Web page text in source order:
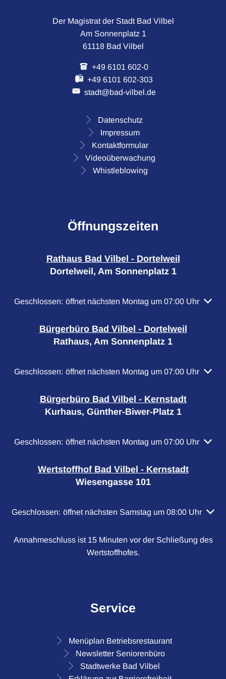
Der Magistrat der Stadt Bad Vilbel
Am Sonnenplatz 1
61118 Bad Vilbel
+49 6101 602-0
+49 6101 602-303
stadt@bad-vilbel.de
Datenschutz
Impressum
Kontaktformular
Videoüberwachung
Whistleblowing
Öffnungszeiten
Rathaus Bad Vilbel - Dortelweil
Dortelweil, Am Sonnenplatz 1
Klicken, um weitere Öffnungs- oder Schließzeiten
Geschlossen: öffnet nächsten Montag um 07:00 Uhr
Bürgerbüro Bad Vilbel - Dortelweil
Rathaus, Am Sonnenplatz 1
Klicken, um weitere Öffnungs- oder Schließzeiten
Geschlossen: öffnet nächsten Montag um 07:00 Uhr
Bürgerbüro Bad Vilbel - Kernstadt
Kurhaus, Günther-Biwer-Platz 1
Klicken, um weitere Öffnungs- oder Schließzeiten
Geschlossen: öffnet nächsten Montag um 07:00 Uhr
Wertstoffhof Bad Vilbel - Kernstadt
Wiesengasse 101
Klicken, um weitere Öffnungs- oder Schließzeiten
Geschlossen: öffnet nächsten Samstag um 08:00 Uhr
Annahmeschluss ist 15 Minuten vor der Schließung des
Wertstoffhofes.
Service
Menüplan Betriebsrestaurant
Newsletter Seniorenbüro
Stadtwerke Bad Vilbel